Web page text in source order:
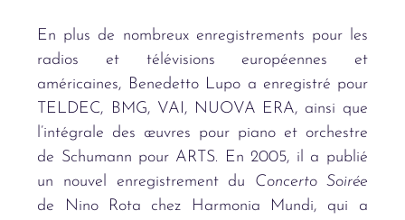
En plus de nombreux enregistrements pour les
radios et télévisions européennes et
américaines, Benedetto Lupo a enregistré pour
TELDEC, BMG, VAI, NUOVA ERA, ainsi que
l’intégrale des œuvres pour piano et orchestre
de Schumann pour ARTS. En 2005, il a publié
un nouvel enregistrement du Concerto Soirée
de Nino Rota chez Harmonia Mundi, qui a